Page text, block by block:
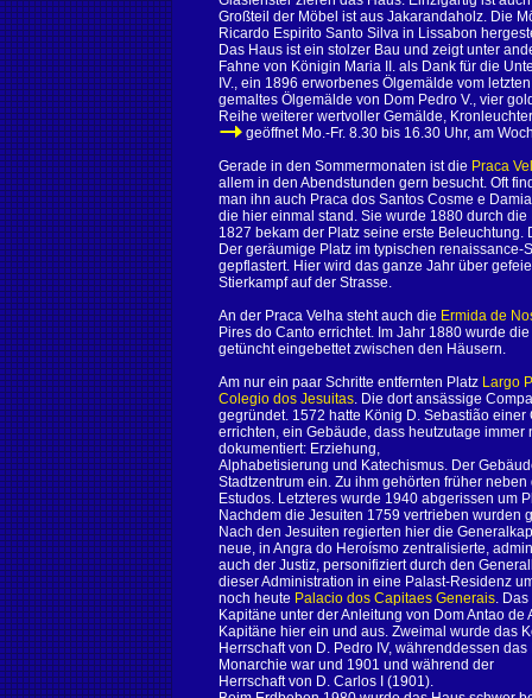
Großteil der Möbel ist aus Jakarandaholz. Die
Ricardo Espirito Santo Silva in Lissabon
Das Haus ist ein stolzer Bau und zeigt unter
Fahne von Königin Maria II. als Dank für die
IV., ein 1896 erworbenes Ölgemälde vom
gemaltes Ölgemälde von Dom Pedro V., vier
Reihe weiterer wertvoller Gemälde,
geöffnet Mo.-Fr. 8.30 bis 16.30 Uhr, am
Gerade in den Sommermonaten ist die Praca
allem in den Abendstunden gern besucht. Oft
man ihn auch Praca dos Santos Cosme e
die hier einmal stand. Sie wurde 1880 durch
1827 bekam der Platz seine erste
Der geräumige Platz im typischen
gepflastert. Hier wird das ganze Jahr über
Stierkampf auf der Strasse.
An der Praca Velha steht auch die Ermida de
Pires do Canto errichtet. Im Jahr 1880 wurde
getüncht eingebettet zwischen den Häusern.
Am nur ein paar Schritte entfernten Platz Largo
Colegio dos Jesuitas. Die dort ansässige
gegründet. 1572 hatte König D. Sebastião
errichten, ein Gebäude, dass heutzutage
dokumentiert: Erziehung,
Alphabetisierung und Katechismus. Der
Stadtzentrum ein. Zu ihm gehörten früher
Estudos. Letzteres wurde 1940 abgerissen um
Nachdem die Jesuiten 1759 vertrieben wurden
Nach den Jesuiten regierten hier die
neue, in Angra do Heroísmo zentralisierte,
auch der Justiz, personifiziert durch den
dieser Administration in eine Palast-Residenz
noch heute Palacio dos Capitaes Generais.
Kapitäne unter der Anleitung von Dom Antao
Kapitäne hier ein und aus. Zweimal wurde das
Herrschaft von D. Pedro IV, währenddessen
Monarchie war und 1901 und während der
Herrschaft von D. Carlos I (1901).